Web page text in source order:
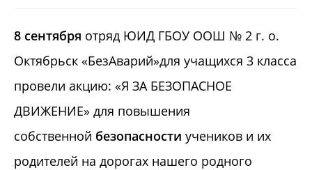
8 сентября отряд ЮИД ГБОУ ООШ № 2 г. о.
Октябрьск «БезАварий»для учащихся 3 класса
провели акцию: «Я ЗА БЕЗОПАСНОЕ
ДВИЖЕНИЕ» для повышения
собственной безопасности учеников и их
родителей на дорогах нашего родного